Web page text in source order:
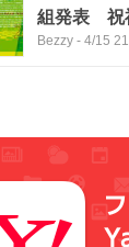
組発表 祝
Bezzy - 4/15